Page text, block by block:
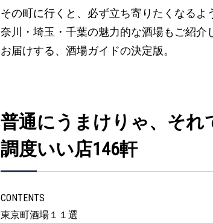
その町に行くと、必ず立ち寄りたくなる
奈川・埼玉・千葉の魅力的な酒場もご紹
お届けする、酒場ガイドの決定版。
普通にうまけりゃ、それ
調度いい店146軒
CONTENTS
東京町酒場１１選